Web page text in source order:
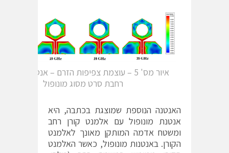
איור מס' 5 – עוצמת צפיפות הזרם – אנטנה
רחבת סרט מסוג מונופול
האנטנה הנוספת שמוצגת בכתבה, היא
אנטנת מונופול עם אלמנט קורן רחב
ומשטח אדמה המותקן מאונך לאלמנט
הקורן. באנטנות מונופול, כאשר האלמנט